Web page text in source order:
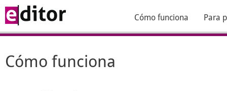
Cómo funciona Para
Cómo funciona